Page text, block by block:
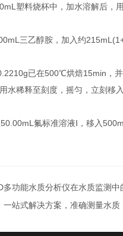
塑料烧杯中，加水溶解后，
三乙醇胺，加入约
已在500℃烘焙15min ，
水稀释至刻度，摇匀，立刻移
50.00mL 氟标准溶液Ⅰ ，移入
功能水质分析仪在水质监测中
站式解决方案，准确测量水质